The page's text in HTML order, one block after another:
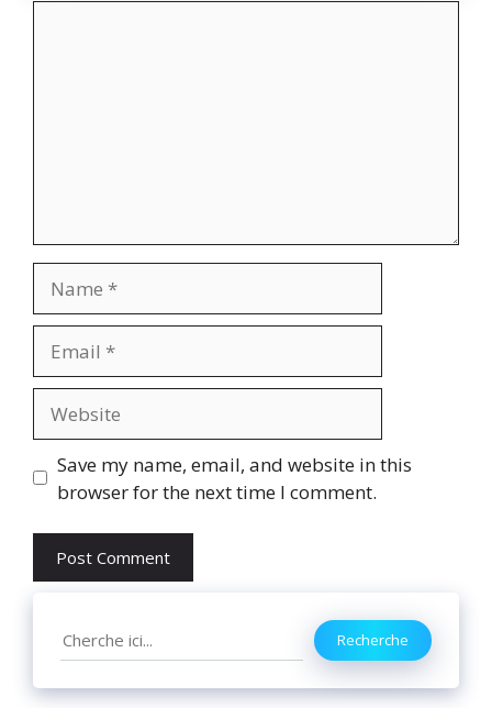
Save my name, email, and website in this
browser for the next time I comment.
Search Recherche